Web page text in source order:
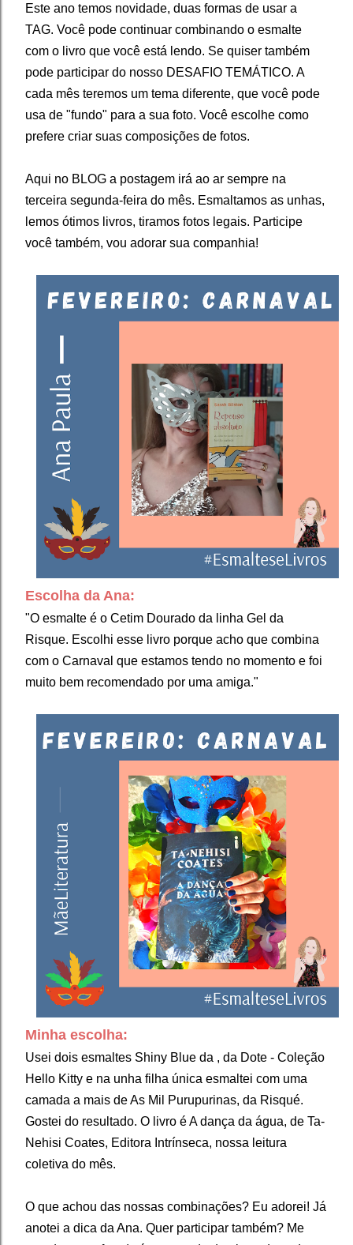
Este ano temos novidade, duas formas de usar a
TAG. Você pode continuar combinando o esmalte
com o livro que você está lendo. Se quiser também
pode participar do nosso DESAFIO TEMÁTICO. A
cada mês teremos um tema diferente, que você pode
usa de "fundo" para a sua foto. Você escolhe como
prefere criar suas composições de fotos.
Aqui no BLOG a postagem irá ao ar sempre na
terceira segunda-feira do mês. Esmaltamos as unhas,
lemos ótimos livros, tiramos fotos legais. Participe
você também, vou adorar sua companhia!
Escolha da Ana:
"O esmalte é o Cetim Dourado da linha Gel da
Risque. Escolhi esse livro porque acho que combina
com o Carnaval que estamos tendo no momento e foi
muito bem recomendado por uma amiga."
Minha escolha:
Usei dois esmaltes Shiny Blue da , da Dote - Coleção
Hello Kitty e na unha filha única esmaltei com uma
camada a mais de As Mil Purupurinas, da Risqué.
Gostei do resultado. O livro é A dança da água, de Ta-
Nehisi Coates, Editora Intrínseca, nossa leitura
coletiva do mês.
O que achou das nossas combinações? Eu adorei! Já
anotei a dica da Ana. Quer participar também? Me